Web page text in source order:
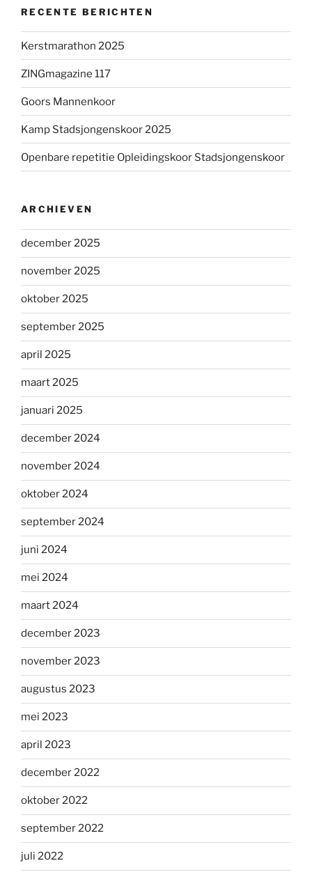
RECENTE BERICHTEN
Kerstmarathon 2025
ZINGmagazine 117
Goors Mannenkoor
Kamp Stadsjongenskoor 2025
Openbare repetitie Opleidingskoor Stadsjongenskoor
ARCHIEVEN
december 2025
november 2025
oktober 2025
september 2025
april 2025
maart 2025
januari 2025
december 2024
november 2024
oktober 2024
september 2024
juni 2024
mei 2024
maart 2024
december 2023
november 2023
augustus 2023
mei 2023
april 2023
december 2022
oktober 2022
september 2022
juli 2022